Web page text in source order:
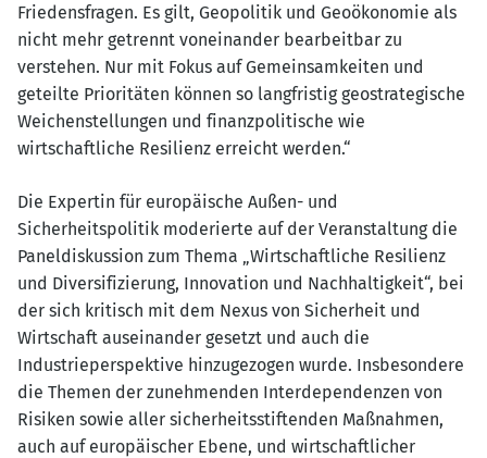
Friedensfragen. Es gilt, Geopolitik und Geoökonomie als
nicht mehr getrennt voneinander bearbeitbar zu
verstehen. Nur mit Fokus auf Gemeinsamkeiten und
geteilte Prioritäten können so langfristig geostrategische
Weichenstellungen und finanzpolitische wie
wirtschaftliche Resilienz erreicht werden.“
Die Expertin für europäische Außen- und
Sicherheitspolitik moderierte auf der Veranstaltung die
Paneldiskussion zum Thema „Wirtschaftliche Resilienz
und Diversifizierung, Innovation und Nachhaltigkeit“, bei
der sich kritisch mit dem Nexus von Sicherheit und
Wirtschaft auseinander gesetzt und auch die
Industrieperspektive hinzugezogen wurde. Insbesondere
die Themen der zunehmenden Interdependenzen von
Risiken sowie aller sicherheitsstiftenden Maßnahmen,
auch auf europäischer Ebene, und wirtschaftlicher